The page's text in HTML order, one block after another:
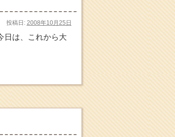
投稿日: 2008年10月25日
日は、これから大
るよ
bunchan
あちこち行って！
目白鍼灸院
日本人の繊細な体質にあ
せた、やさしく気持ちよ
鍼灸治療です
イッパイイチゴ
おもわず食べたくなっち
う
ほうげん日記
放言じゃなくて和尚さん
名前だよ